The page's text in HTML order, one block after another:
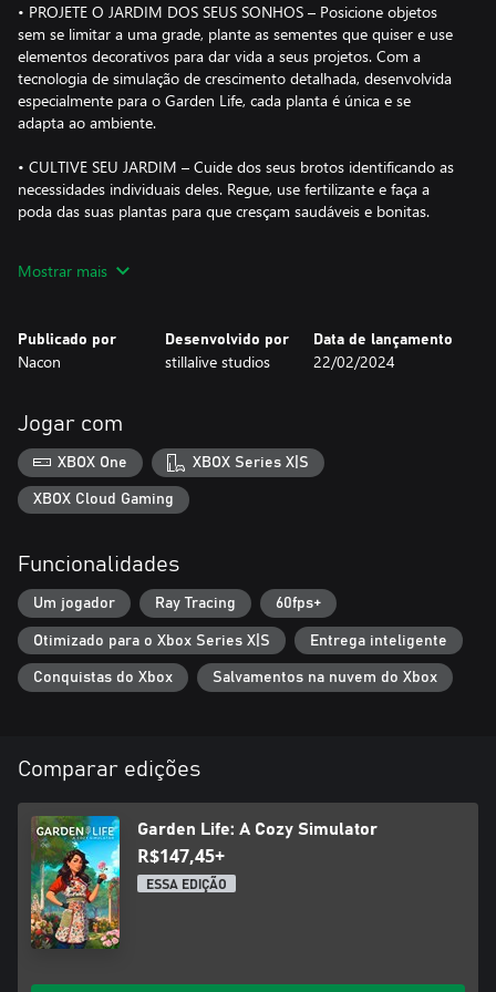
• PROJETE O JARDIM DOS SEUS SONHOS – Posicione objetos
sem se limitar a uma grade, plante as sementes que quiser e use
elementos decorativos para dar vida a seus projetos. Com a
tecnologia de simulação de crescimento detalhada, desenvolvida
especialmente para o Garden Life, cada planta é única e se
adapta ao ambiente.
• CULTIVE SEU JARDIM – Cuide dos seus brotos identificando as
necessidades individuais deles. Regue, use fertilizante e faça a
poda das suas plantas para que cresçam saudáveis e bonitas.
cruzando belas variedades e descubra todo o potencial de cada
• CONHEÇA PERSONAGENS DIVERTIDOS – Ajude seus amáveis
vizinhos atendendo aos pedidos de jardinagem deles e receba
decorações.
• RELAXE – Depois de um dia agitado, respire fundo e aproveite o
ambiente sereno do seu jardim em um mundo de aparência e
sonoridade relaxantes.
Mostrar mais
Publicado por
Nacon
Desenvolvido por
stillalive studios
Data de lançamento
22/02/2024
Jogar com
XBOX One XBOX Series X|S
XBOX Cloud Gaming
Funcionalidades
Um jogador Ray Tracing 60fps+
Otimizado para o Xbox Series X|S Entrega inteligente
Conquistas do Xbox Salvamentos na nuvem do Xbox
Comparar edições
Garden Life: A Cozy Simulator
R$147,45+
ESSA EDIÇÃO